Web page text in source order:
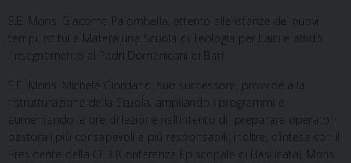
S.E. Mons. Giacomo Palombella, attento alle istanze dei nuovi
tempi, istituì a Matera una Scuola di Teologia per Laici e affidò
l’insegnamento ai Padri Domenicani di Bari.
S.E. Mons. Michele Giordano, suo successore, provvide alla
ristrutturazione della Scuola, ampliando i programmi e
aumentando le ore di lezione nell’intento di preparare operatori
pastorali più consapevoli e più responsabili; inoltre, d’intesa con il
Presidente della CEB (Conferenza Episcopale di Basilicata), Mons.